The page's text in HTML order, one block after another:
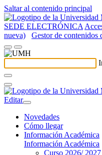
Saltar al contenido principal
SEDE ELECTRÓNICA
nueva)
Gestor de contenidos
Editar
Novedades
Cómo llegar
Información Académica
Información Académica
Curso 2026/